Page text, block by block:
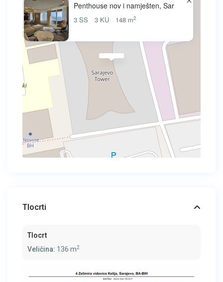
Penthouse nov i namješten, Sar
3 SS 3 KU 148 m2
Tlocrti
Tlocrt
Veličina: 136 m2